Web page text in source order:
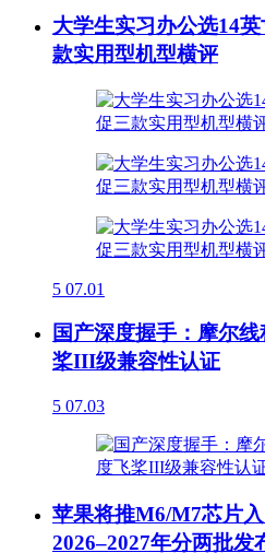
大学生实习办公选14
款实用型机型横评
5 07.01
国产深度握手：摩尔
桨III级兼容性认证
5 07.03
苹果将推M6/M7芯片
2026–2027年分两批发